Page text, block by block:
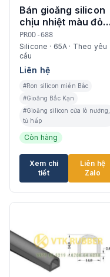
Bán gioăng silicon
chịu nhiệt màu đỏ
chữ D ở Bắc Kạn
PROD-688
Silicone · 65A · Theo yêu
cầu
Liên hệ
#Ron silicon miền Bắc
#Gioăng Bắc Kạn
#Gioăng silicon cửa lò nướng,
tủ hấp
Còn hàng
Xem chi
tiết
Liên hệ
Zalo